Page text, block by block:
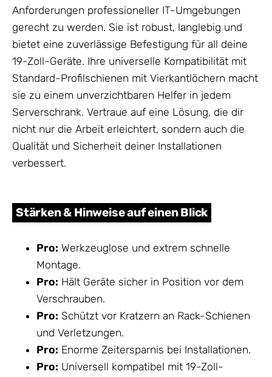
Anforderungen professioneller IT-Umgebungen
gerecht zu werden. Sie ist robust, langlebig und
bietet eine zuverlässige Befestigung für all deine
19-Zoll-Geräte. Ihre universelle Kompatibilität mit
Standard-Profilschienen mit Vierkantlöchern macht
sie zu einem unverzichtbaren Helfer in jedem
Serverschrank. Vertraue auf eine Lösung, die dir
nicht nur die Arbeit erleichtert, sondern auch die
Qualität und Sicherheit deiner Installationen
verbessert.
Stärken & Hinweise auf einen Blick
Pro: Werkzeuglose und extrem schnelle
Montage.
Pro: Hält Geräte sicher in Position vor dem
Verschrauben.
Pro: Schützt vor Kratzern an Rack-Schienen
und Verletzungen.
Pro: Enorme Zeitersparnis bei Installationen.
Pro: Universell kompatibel mit 19-Zoll-